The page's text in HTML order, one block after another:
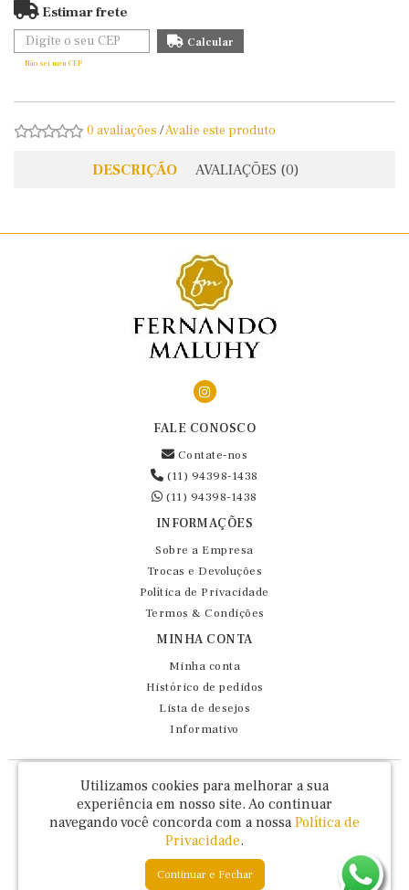
Estimar frete
Não sei meu CEP
0 avaliações /Avalie este produto
DESCRIÇÃO AVALIAÇÕES (0)
FALE CONOSCO
Contate-nos
(11) 94398-1438
(11) 94398-1438
INFORMAÇÕES
Sobre a Empresa
Trocas e Devoluções
Política de Privacidade
Termos & Condições
MINHA CONTA
Minha conta
Histórico de pedidos
Lista de desejos
Informativo
Fernando Maluhy Cia Ltda - CNPJ: 60.458.825/0001-86
Rua Dr Euclydes da Cunha, 47 - Brás - São Paulo / SP - CEP 03016-030
Fernando Maluhy © 2026
Utilizamos cookies para melhorar a sua
experiência em nosso site. Ao continuar
navegando você concorda com a nossa Política de
Privacidade.
Continuar e Fechar